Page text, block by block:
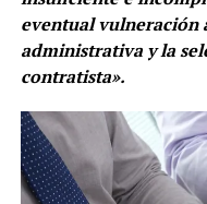
eventual vulneración
administrativa y la
contratista».